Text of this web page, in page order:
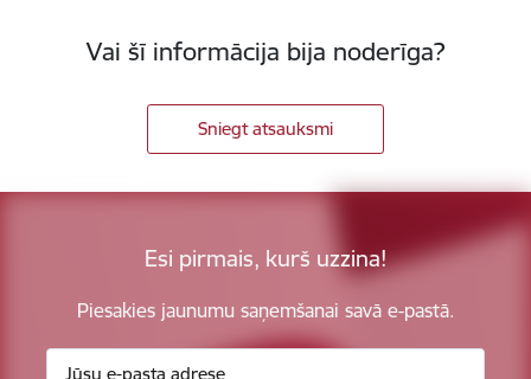
Vai šī informācija bija noderīga?
Sniegt atsauksmi
Esi pirmais, kurš uzzina!
Piesakies jaunumu saņemšanai savā e-pastā.